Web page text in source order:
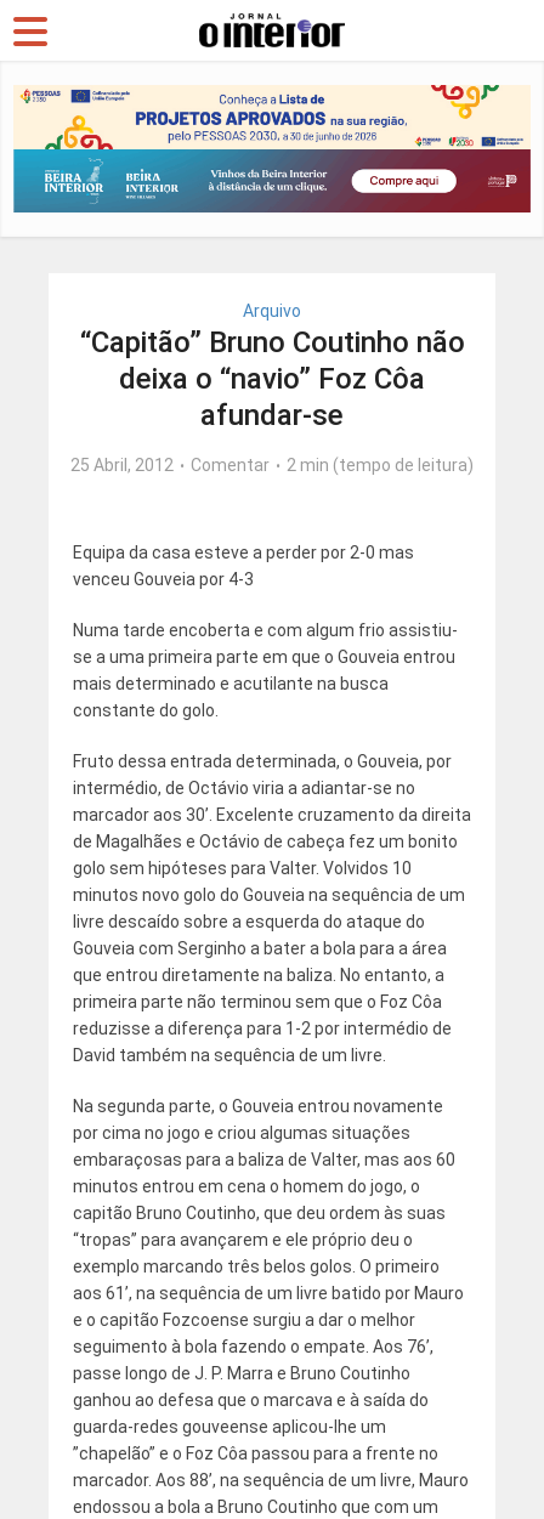
Arquivo
“Capitão” Bruno Coutinho não
deixa o “navio” Foz Côa
afundar-se
25 Abril, 2012 Comentar 2 min (tempo de leitura)
Equipa da casa esteve a perder por 2-0 mas
venceu Gouveia por 4-3
Numa tarde encoberta e com algum frio assistiu-
se a uma primeira parte em que o Gouveia entrou
mais determinado e acutilante na busca
constante do golo.
Fruto dessa entrada determinada, o Gouveia, por
intermédio, de Octávio viria a adiantar-se no
marcador aos 30’. Excelente cruzamento da direita
de Magalhães e Octávio de cabeça fez um bonito
golo sem hipóteses para Valter. Volvidos 10
minutos novo golo do Gouveia na sequência de um
livre descaído sobre a esquerda do ataque do
Gouveia com Serginho a bater a bola para a área
que entrou diretamente na baliza. No entanto, a
primeira parte não terminou sem que o Foz Côa
reduzisse a diferença para 1-2 por intermédio de
David também na sequência de um livre.
Na segunda parte, o Gouveia entrou novamente
por cima no jogo e criou algumas situações
embaraçosas para a baliza de Valter, mas aos 60
minutos entrou em cena o homem do jogo, o
capitão Bruno Coutinho, que deu ordem às suas
“tropas” para avançarem e ele próprio deu o
exemplo marcando três belos golos. O primeiro
aos 61’, na sequência de um livre batido por Mauro
e o capitão Fozcoense surgiu a dar o melhor
seguimento à bola fazendo o empate. Aos 76’,
passe longo de J. P. Marra e Bruno Coutinho
ganhou ao defesa que o marcava e à saída do
guarda-redes gouveense aplicou-lhe um
”chapelão” e o Foz Côa passou para a frente no
marcador. Aos 88’, na sequência de um livre, Mauro
endossou a bola a Bruno Coutinho que com um